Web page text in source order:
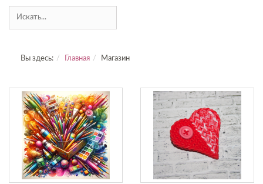
Вы здесь: Главная Магазин